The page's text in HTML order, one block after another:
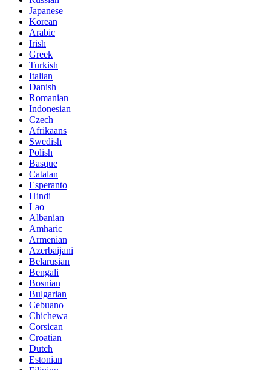
Japanese
Korean
Arabic
Irish
Greek
Turkish
Italian
Danish
Romanian
Indonesian
Czech
Afrikaans
Swedish
Polish
Basque
Catalan
Esperanto
Hindi
Lao
Albanian
Amharic
Armenian
Azerbaijani
Belarusian
Bengali
Bosnian
Bulgarian
Cebuano
Chichewa
Corsican
Croatian
Dutch
Estonian